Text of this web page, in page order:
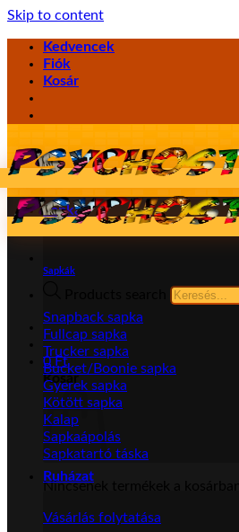
Skip to content
Kedvencek
Fiók
Kosár
0Ft
Kosár
Nincsenek termékek a kosárban.
Vásárlás folytatása
Sapka
Sapkák
Snapback sapka
Fullcap sapka
Trucker sapka
Bucket/Boonie sapka
Gyerek sapka
Kötött sapka
Kalap
Sapkaápolás
Sapkatartó táska
Ruházat